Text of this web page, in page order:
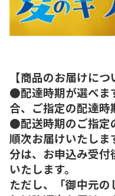
【商品のお届けにつ
●配達時期が選べま
合、ご指定の配達時
●配送時期のご指定
順次お届けいたしま
分は、お申込み受
いたします。
ただし、「御中元